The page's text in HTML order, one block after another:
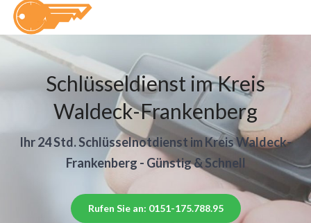
Schlüsseldienst im Kreis
Waldeck-Frankenberg
Ihr 24 Std. Schlüsselnotdienst im Kreis Waldeck-
Frankenberg - Günstig & Schnell
Rufen Sie an: 0151-175.788.95